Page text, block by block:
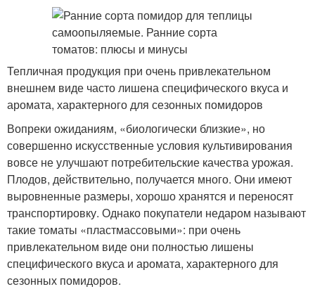
Тепличная продукция при очень привлекательном
внешнем виде часто лишена специфического вкуса и
аромата, характерного для сезонных помидоров
Вопреки ожиданиям, «биологически близкие», но
совершенно искусственные условия культивирования
вовсе не улучшают потребительские качества урожая.
Плодов, действительно, получается много. Они имеют
выровненные размеры, хорошо хранятся и переносят
транспортировку. Однако покупатели недаром называют
такие томаты «пластмассовыми»: при очень
привлекательном виде они полностью лишены
специфического вкуса и аромата, характерного для
сезонных помидоров.